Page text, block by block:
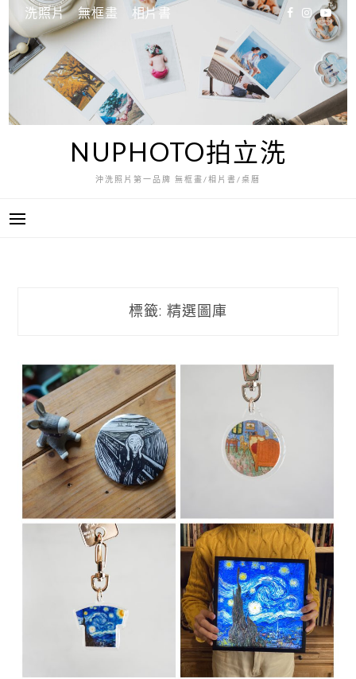
至
主
要
容
洗照片 無框畫 相片書
NUPHOTO拍立洗
沖洗照片第一品牌 無框畫/相片書/桌曆
標籤: 精選圖庫